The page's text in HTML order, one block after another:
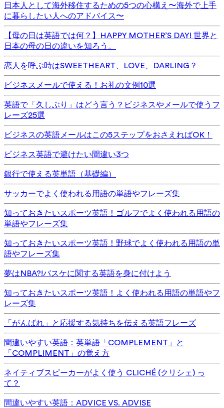
日本人として海外移住するための5つの心構え〜海外で上手
に暮らしたい人へのアドバイス〜
【母の日は英語では何？】HAPPY MOTHER’S DAY! 世界と
日本の母の日の違いを知ろう。
恋人を呼ぶ時はSWEETHEART、LOVE、DARLING？
ビジネスメールで使える！お礼の文例10選
英語で「久しぶり」はどう言う？ビジネスやメールで使うフ
レーズ25選
ビジネスの英語メールはこの5ステップをおさえればOK！
ビジネス英語で避けたい間違い3つ
銀行で使える英単語（基礎編）
サッカーでよく使われる用語の単語やフレーズ集
知っておきたいスポーツ英語！ゴルフでよく使われる用語の
単語やフレーズ集
知っておきたいスポーツ英語！野球でよく使われる用語の単
語やフレーズ集
夢はNBA?!バスケに関する英語を身に付けよう
知っておきたいスポーツ英語！よく使われる用語の単語やフ
レーズ集
「がんばれ」と応援する気持ちを伝える英語フレーズ
間違いやすい英語：英単語「COMPLEMENT」と
「COMPLIMENT」の覚え方
ネイティブスピーカーがよく使う CLICHÉ (クリシェ) っ
て？
間違いやすい英語：ADVICE VS. ADVISE